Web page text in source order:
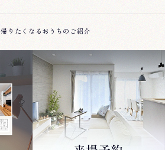
帰りたくなるおうちのご紹介